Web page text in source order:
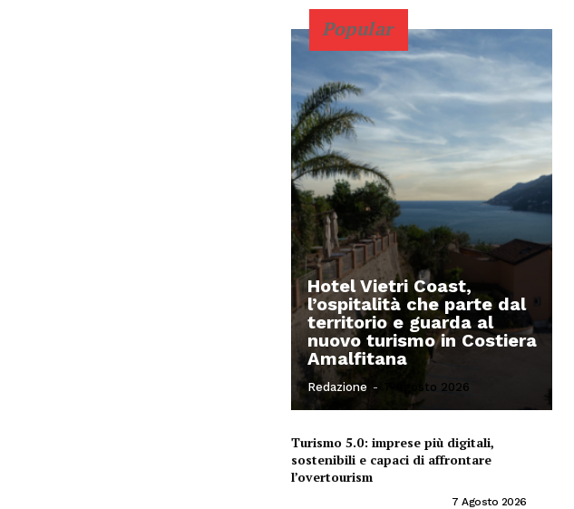
Popular
Hotel Vietri Coast,
l’ospitalità che parte dal
territorio e guarda al
nuovo turismo in Costiera
Amalfitana
Redazione - 7 Agosto 2026
Turismo 5.0: imprese più digitali,
sostenibili e capaci di affrontare
l’overtourism
7 Agosto 2026